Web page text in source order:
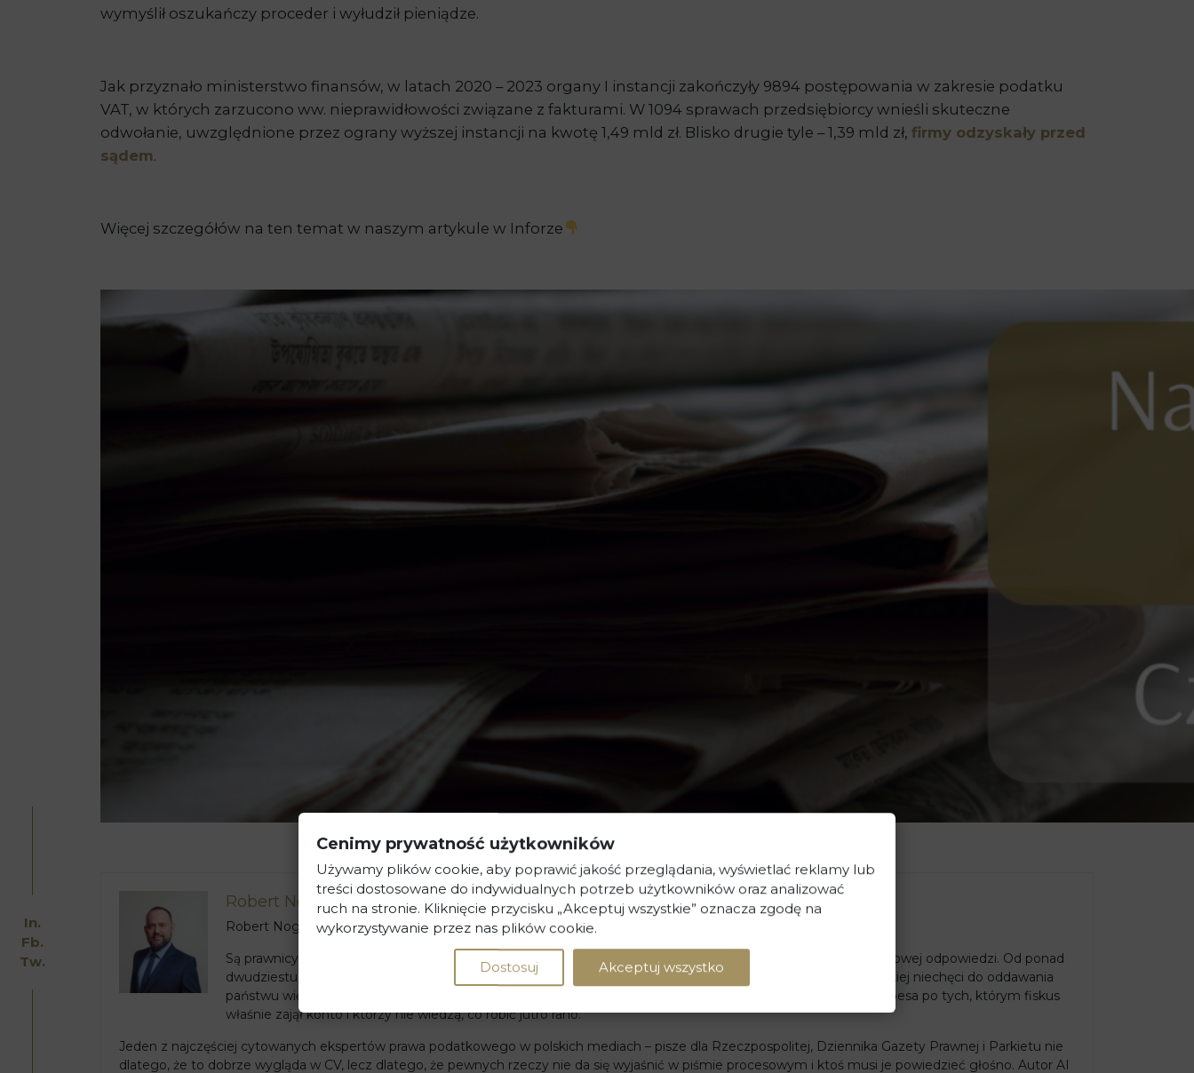
In.
Fb.
Tw.
wymyślił oszukańczy proceder i wyłudził pieniądze.
Jak przyznało ministerstwo finansów, w latach 2020 – 2023 organy I instancji zakończyły 9894 postępowania w zakresie podatku
VAT, w których zarzucono ww. nieprawidłowości związane z fakturami. W 1094 sprawach przedsiębiorcy wnieśli skuteczne
odwołanie, uwzględnione przez ograny wyższej instancji na kwotę 1,49 mld zł. Blisko drugie tyle – 1,39 mld zł,firmy odzyskały przed
sądem.
Więcej szczegółów na ten temat w naszym artykule w Inforze
Robert Nogacki
Robert Nogacki – radca prawny (WA-9026), założyciel Kancelarii Prawnej Skarbiec.
Są prawnicy, którzy zajmują się prawem. I są tacy, którzy zajmują się problemami, na które prawo nie ma gotowej odpowiedzi. Od ponad
dwudziestu lat Kancelaria Skarbiec pracuje na przecięciu prawa podatkowego, struktur korporacyjnych i ludzkiej niechęci do oddawania
państwu więcej, niż się państwu należy. Doradzamy przedsiębiorcom z kilkunastu krajów – od tych z listy Forbesa po tych, którym fiskus
właśnie zajął konto i którzy nie wiedzą, co robić jutro rano.
Jeden z najczęściej cytowanych ekspertów prawa podatkowego w polskich mediach – pisze dla Rzeczpospolitej, Dziennika Gazety Prawnej i Parkietu nie
dlatego, że to dobrze wygląda w CV, lecz dlatego, że pewnych rzeczy nie da się wyjaśnić w piśmie procesowym i ktoś musi je powiedzieć głośno. Autor AI
Cenimy prywatność użytkowników
Używamy plików cookie, aby poprawić jakość przeglądania, wyświetlać reklamy lub
treści dostosowane do indywidualnych potrzeb użytkowników oraz analizować
ruch na stronie. Kliknięcie przycisku „Akceptuj wszystkie” oznacza zgodę na
wykorzystywanie przez nas plików cookie.
Dostosuj Akceptuj wszystko